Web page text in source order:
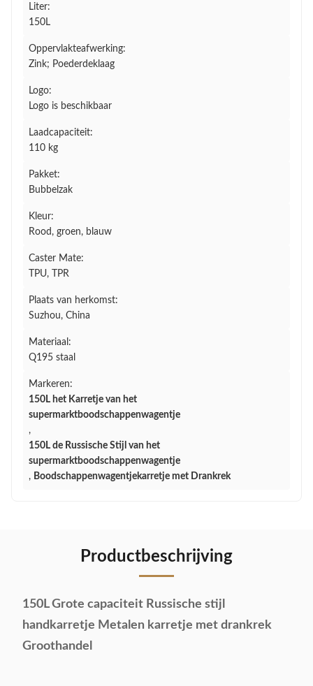
Liter:
150L
Oppervlakteafwerking:
Zink; Poederdeklaag
Logo:
Logo is beschikbaar
Laadcapaciteit:
110 kg
Pakket:
Bubbelzak
Kleur:
Rood, groen, blauw
Caster Mate:
TPU, TPR
Plaats van herkomst:
Suzhou, China
Materiaal:
Q195 staal
Markeren:
150L het Karretje van het
supermarktboodschappenwagentje
,
150L de Russische Stijl van het
supermarktboodschappenwagentje
, Boodschappenwagentjekarretje met Drankrek
Productbeschrijving
150L Grote capaciteit Russische stijl
handkarretje Metalen karretje met drankrek
Groothandel